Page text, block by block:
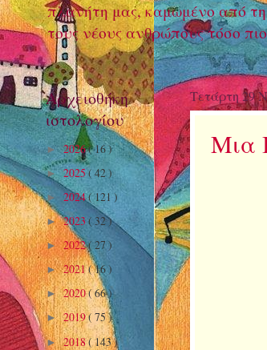
πλανήτη μας, καμωμένο από
τους νέους ανθρώπους τόσο
Τετάρτη 29
Μια
Αρχειοθήκη
ιστολογίου
►2026( 16 )
► 2025 ( 42 )
► 2024( 121 )
►2023 ( 32 )
►2022( 27 )
►2021( 16 )
►2020( 66 )
►2019( 75 )
►2018( 143 )